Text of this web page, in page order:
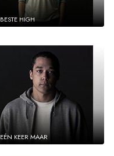
BESTE HIGH
EÉN KEER MAAR